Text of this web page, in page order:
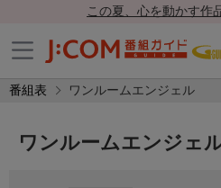
この夏、心を動かす作
番組表 ワンルームエンジェル
ワンルームエンジェ